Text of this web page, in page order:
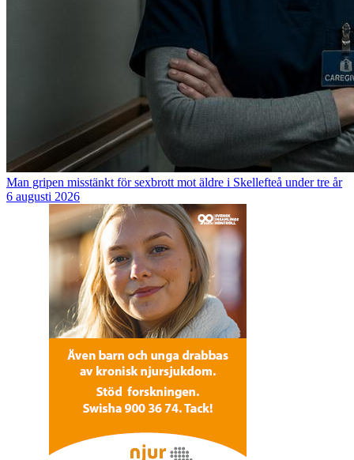
Man gripen misstänkt för sexbrott mot äldre i Skellefteå under tre år
6 augusti 2026